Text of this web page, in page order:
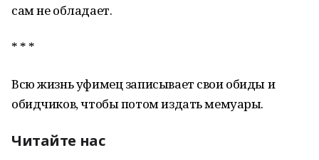
сам не обладает.
* * *
Всю жизнь уфимец записывает свои обиды и
обидчиков, чтобы потом издать мемуары.
Читайте нас